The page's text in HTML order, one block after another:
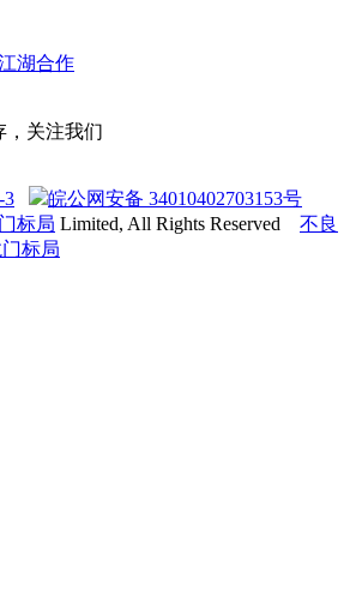
湖合作
，关注我们
3
皖公网安备 34010402703153号
标局 Limited, All Rights Reserved 不良
标局